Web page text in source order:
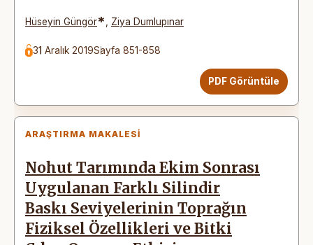
Hüseyin Güngör* Ziya Dumlupınar
31 Aralık 2019Sayfa 851-858
PDF Görüntüle
ARAŞTIRMA MAKALESI
Nohut Tarımında Ekim Sonrası
Uygulanan Farklı Silindir
Baskı Seviyelerinin Toprağın
Fiziksel Özellikleri ve Bitki